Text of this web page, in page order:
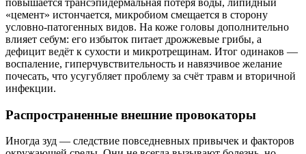
повышается трансэпидермальная потеря воды, липидный
«цемент» истончается, микробиом смещается в сторону
условно‑патогенных видов. На коже головы дополнительно
влияет себум: его избыток питает дрожжевые грибы, а
дефицит ведёт к сухости и микротрещинам. Итог одинаков —
воспаление, гиперчувствительность и навязчивое желание
почесать, что усугубляет проблему за счёт травм и вторичной
инфекции.
Распространенные внешние провокаторы
Иногда зуд — следствие повседневных привычек и факторов